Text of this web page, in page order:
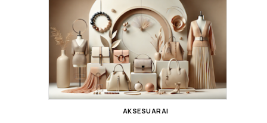
AKSESUARAI